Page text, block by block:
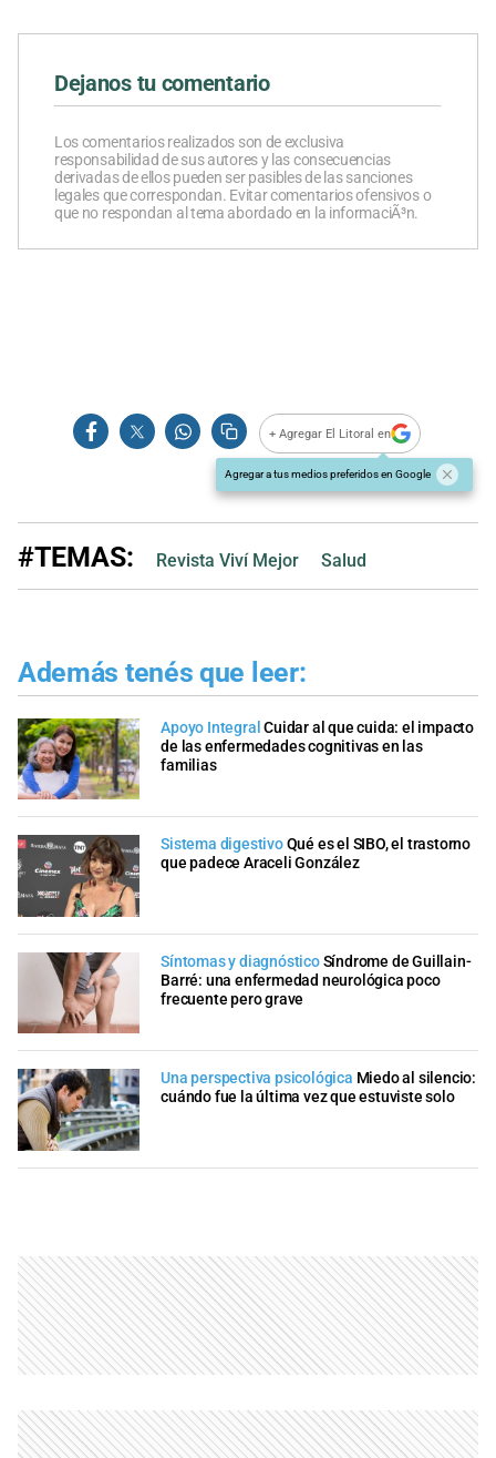
Dejanos tu comentario
Los comentarios realizados son de exclusiva
responsabilidad de sus autores y las consecuencias
derivadas de ellos pueden ser pasibles de las sanciones
legales que correspondan. Evitar comentarios ofensivos o
que no respondan al tema abordado en la informaciÃ³n.
+ Agregar El Litoral en
Agregar a tus medios preferidos en Google
#TEMAS: Revista Viví Mejor Salud
Además tenés que leer:
Apoyo Integral Cuidar al que cuida: el impacto
de las enfermedades cognitivas en las
familias
Sistema digestivoQué es el SIBO, el trastorno
que padece Araceli González
Síntomas y diagnósticoSíndrome de Guillain-
Barré: una enfermedad neurológica poco
frecuente pero grave
Una perspectiva psicológica Miedo al silencio:
cuándo fue la última vez que estuviste solo